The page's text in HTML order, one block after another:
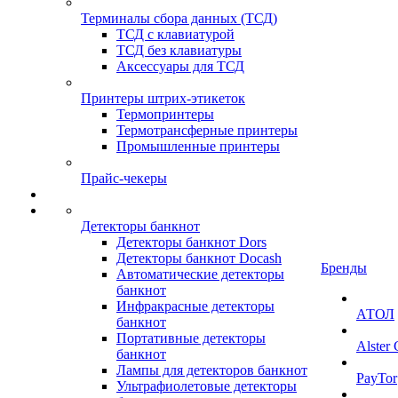
Терминалы сбора данных (ТСД)
ТСД с клавиатурой
ТСД без клавиатуры
Аксессуары для ТСД
Принтеры штрих-этикеток
Термопринтеры
Термотрансферные принтеры
Промышленные принтеры
Прайс-чекеры
Детекторы банкнот
Детекторы банкнот Dors
Детекторы банкнот Docash
Автоматические детекторы
банкнот
Инфракрасные детекторы
банкнот
Портативные детекторы
банкнот
Лампы для детекторов банкнот
Ультрафиолетовые детекторы
Бренды
АТОЛ
Alster
PayTor